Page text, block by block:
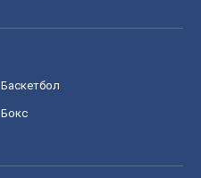
Баскетбол
Бокс